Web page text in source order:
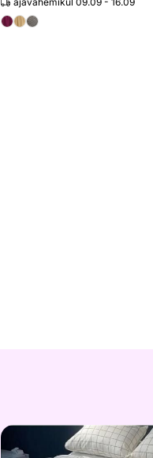
Päevatekk + 2 padjakatet